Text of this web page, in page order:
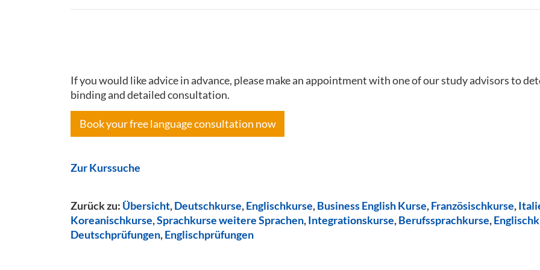
If you would like advice in advance, please make an appointment with one of our study advisors to
binding and detailed consultation.
Book your free language consultation now
Zur Kurssuche
Zurück zu: Übersicht,Deutschkurse,Englischkurse,Business English Kurse,Französischkurse,
Koreanischkurse,Sprachkurse weitere Sprachen,Integrationskurse,Berufssprachkurse,
Deutschprüfungen,Englischprüfungen